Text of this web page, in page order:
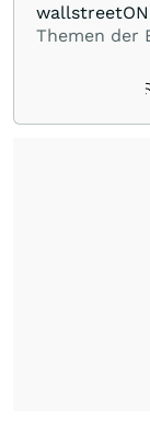
Themen der
Verpassen
Beiträge
Redaktion